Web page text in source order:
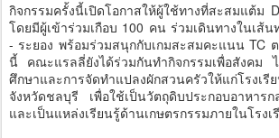
กิจกรรมครั้งนี้เปิดโอกาสให้ผู้ใช้ทางที่สะสมแต้ม
โดยมีผู้เข้าร่วมเกือบ 100 คน ร่วมเดินทางในเส้
- ระยอง พร้อมร่วมสนุกกับเกมสะสมคะแนน TC
นี้ คณะแรลลี่ยังได้ร่วมกันทำกิจกรรมเพื่อสังคม
ศึกษาและการจัดทำแปลงผักสวนครัวให้แก่โรงเรี
จังหวัดชลบุรี เพื่อใช้เป็นวัตถุดิบประกอบอาหาร
และเป็นแหล่งเรียนรู้ด้านเกษตรกรรมภายในโรงเ